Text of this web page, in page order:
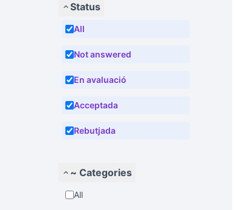
Status
All
Not answered
En avaluació
Acceptada
Rebutjada
~ Categories
All